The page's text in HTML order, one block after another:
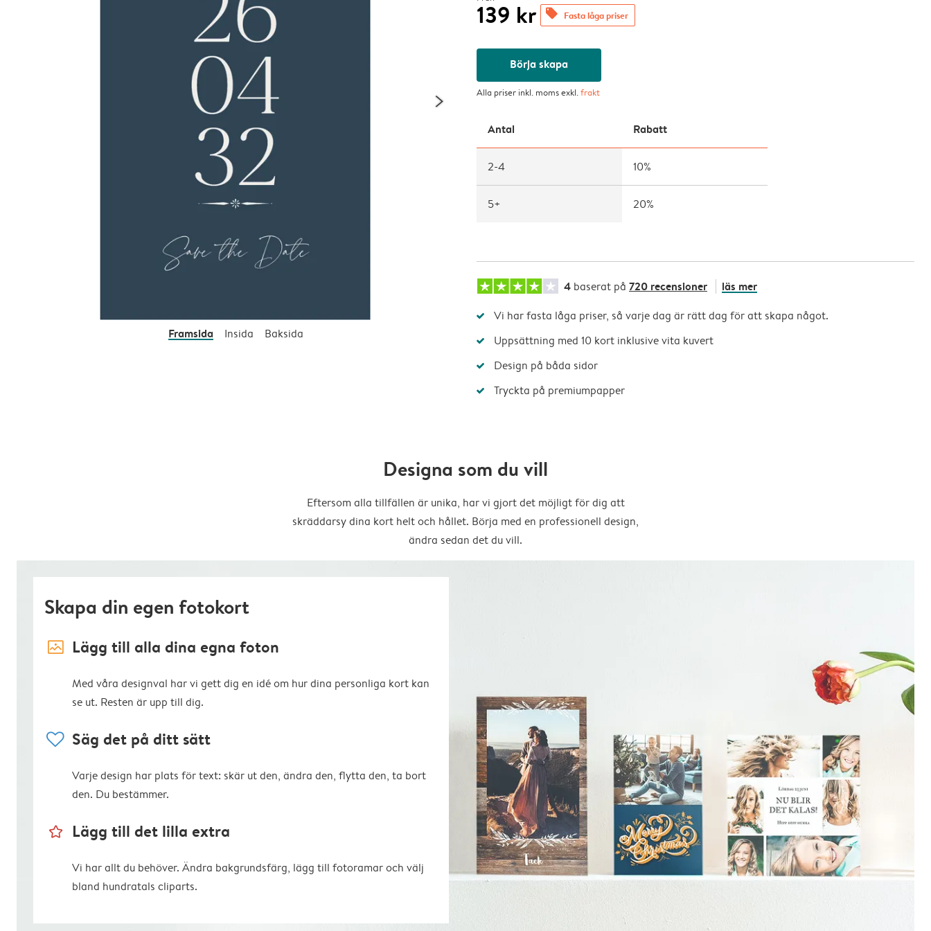
Framsida Insida Baksida
139 kr offers Fasta låga priser
Börja skapa
Alla priser inkl. moms exkl.frakt
Antal Rabatt
2-4 10%
5+ 20%
4 baserat på 720 recensioner läs mer
Vi har fasta låga priser, så varje dag är rätt dag för att skapa något.
Uppsättning med 10 kort inklusive vita kuvert
Design på båda sidor
Tryckta på premiumpapper
Designa som du vill
Eftersom alla tillfällen är unika, har vi gjort det möjligt för dig att
skräddarsy dina kort helt och hållet. Börja med en professionell design,
ändra sedan det du vill.
Skapa din egen fotokort
image_placeholder Lägg till alla dina egna foton
Med våra designval har vi gett dig en idé om hur dina personliga kort kan
se ut. Resten är upp till dig.
heart Säg det på ditt sätt
Varje design har plats för text: skär ut den, ändra den, flytta den, ta bort
den. Du bestämmer.
star_outline Lägg till det lilla extra
Vi har allt du behöver. Ändra bakgrundsfärg, lägg till fotoramar och välj
bland hundratals cliparts.